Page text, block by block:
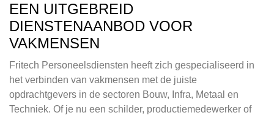
EEN UITGEBREID
DIENSTENAANBOD VOOR
VAKMENSEN
Fritech Personeelsdiensten heeft zich gespecialiseerd in
het verbinden van vakmensen met de juiste
opdrachtgevers in de sectoren Bouw, Infra, Metaal en
Techniek. Of je nu een schilder, productiemedewerker of